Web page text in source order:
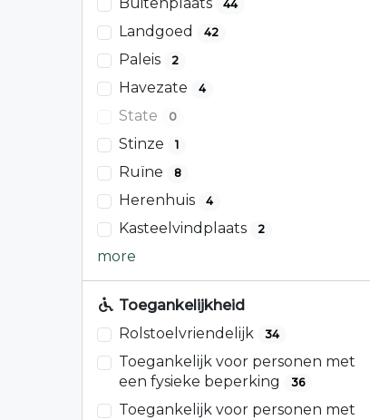
Buitenplaats 44
Landgoed 42
Paleis 2
Havezate 4
State 0
Stinze 1
Ruïne 8
Herenhuis 4
Kasteelvindplaats 2
more
Toegankelijkheid
Rolstoelvriendelijk
34
Toegankelijk voor personen met
een fysieke beperking
36
Toegankelijk voor personen met